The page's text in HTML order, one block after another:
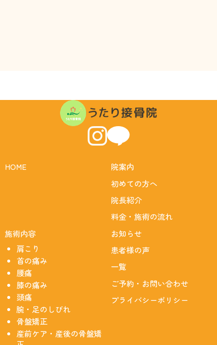
HOME
院案内
初めての方へ
院長紹介
料金・施術の流れ
施術内容
肩こり
首の痛み
腰痛
膝の痛み
頭痛
腕・足のしびれ
骨盤矯正
産前ケア・産後の骨盤矯
お知らせ
患者様の声
一覧
ご予約・お問い合わせ
プライバシーポリシー